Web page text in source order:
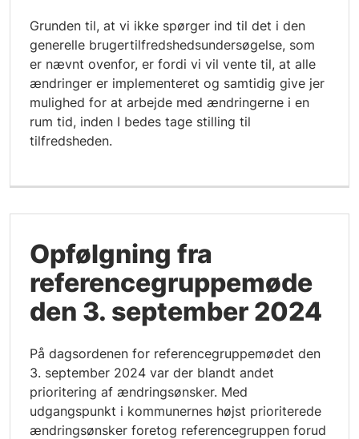
Grunden til, at vi ikke spørger ind til det i den
generelle brugertilfredshedsundersøgelse, som
er nævnt ovenfor, er fordi vi vil vente til, at alle
ændringer er implementeret og samtidig give jer
mulighed for at arbejde med ændringerne i en
rum tid, inden I bedes tage stilling til
tilfredsheden.
Opfølgning fra
referencegruppemøde
den 3. september 2024
På dagsordenen for referencegruppemødet den
3. september 2024 var der blandt andet
prioritering af ændringsønsker. Med
udgangspunkt i kommunernes højst prioriterede
ændringsønsker foretog referencegruppen forud